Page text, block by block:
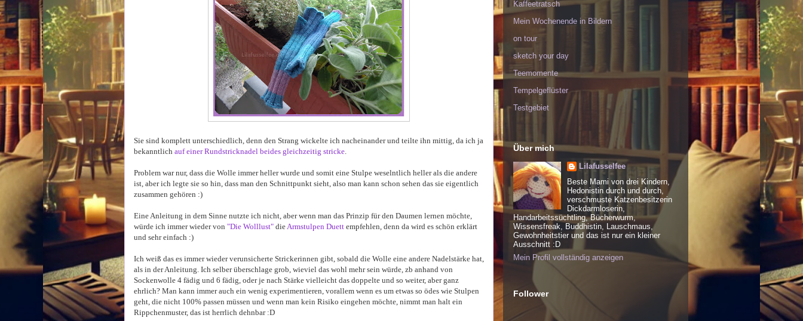
Sie sind komplett unterschiedlich, denn den Strang wickelte ich nacheinander und teilte ihn mittig, da ich ja
bekanntlich auf einer Rundstricknadel beides gleichzeitig stricke.
Problem war nur, dass die Wolle immer heller wurde und somit eine Stulpe weselntlich heller als die andere
ist, aber ich legte sie so hin, dass man den Schnittpunkt sieht, also man kann schon sehen das sie eigentlich
zusammen gehören :)
Eine Anleitung in dem Sinne nutzte ich nicht, aber wenn man das Prinzip für den Daumen lernen möchte,
würde ich immer wieder von "Die Wolllust" dieArmstulpen Duett empfehlen, denn da wird es schön erklärt
und sehr einfach :)
Ich weiß das es immer wieder verunsicherte Strickerinnen gibt, sobald die Wolle eine andere Nadelstärke hat,
als in der Anleitung. Ich selber überschlage grob, wieviel das wohl mehr sein würde, zb anhand von
Sockenwolle 4 fädig und 6 fädig, oder je nach Stärke vielleicht das doppelte und so weiter, aber ganz
ehrlich? Man kann immer auch ein wenig experimentieren, vorallem wenn es um etwas so ödes wie Stulpen
geht, die nicht 100% passen müssen und wenn man kein Risiko eingehen möchte, nimmt man halt ein
Rippchenmuster, das ist herrlich dehnbar :D
Kaffeetratsch
Mein Wochenende in Bildern
on tour
sketch your day
Teemomente
Tempelgeflüster
Testgebiet
Über mich
Lilafusselfee
Beste Mami von drei Kindern,
Hedonistin durch und durch,
verschmuste Katzenbesitzerin
Dickdarmloserin,
Handarbeitssüchtling, Bücherwurm,
Wissensfreak, Buddhistin, Lauschmaus,
Gewohnheitstier und das ist nur ein kleiner
Ausschnitt :D
Mein Profil vollständig anzeigen
Follower